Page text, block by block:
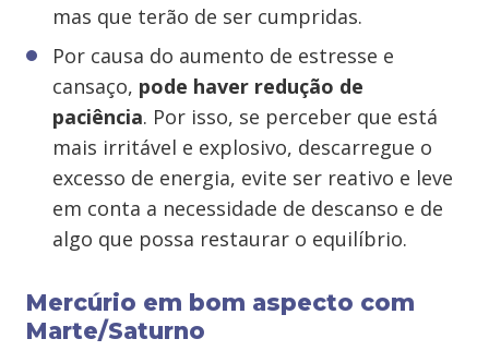
mas que terão de ser cumpridas.
Por causa do aumento de estresse e
cansaço, pode haver redução de
paciência. Por isso, se perceber que está
mais irritável e explosivo, descarregue o
excesso de energia, evite ser reativo e leve
em conta a necessidade de descanso e de
algo que possa restaurar o equilíbrio.
Mercúrio em bom aspecto com
Marte/Saturno